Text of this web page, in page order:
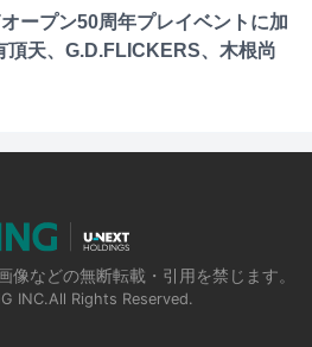
ープン50周年プレイベントに加
頂天、G.D.FLICKERS、木根尚
像などの無断転載・引用を禁じます。
INC.All Rights Reserved.